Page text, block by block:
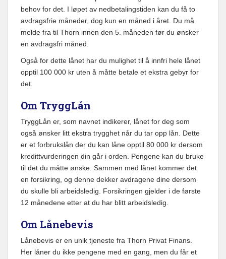
behov for det. I løpet av nedbetalingstiden kan du få to
avdragsfrie måneder, dog kun en måned i året. Du må
melde fra til Thorn innen den 5. måneden før du ønsker
en avdragsfri måned.
Også for dette lånet har du mulighet til å innfri hele lånet
opptil 100 000 kr uten å måtte betale et ekstra gebyr for
det.
Om TryggLån
TryggLån er, som navnet indikerer, lånet for deg som
også ønsker litt ekstra trygghet når du tar opp lån. Dette
er et forbrukslån der du kan låne opptil 80 000 kr dersom
kredittvurderingen din går i orden. Pengene kan du bruke
til det du måtte ønske. Sammen med lånet kommer det
en forsikring, og denne dekker avdragene dine dersom
du skulle bli arbeidsledig. Forsikringen gjelder i de første
12 månedene etter at du har blitt arbeidsledig.
Om Lånebevis
Lånebevis er en unik tjeneste fra Thorn Privat Finans.
Her låner du ikke pengene med en gang, men du får et